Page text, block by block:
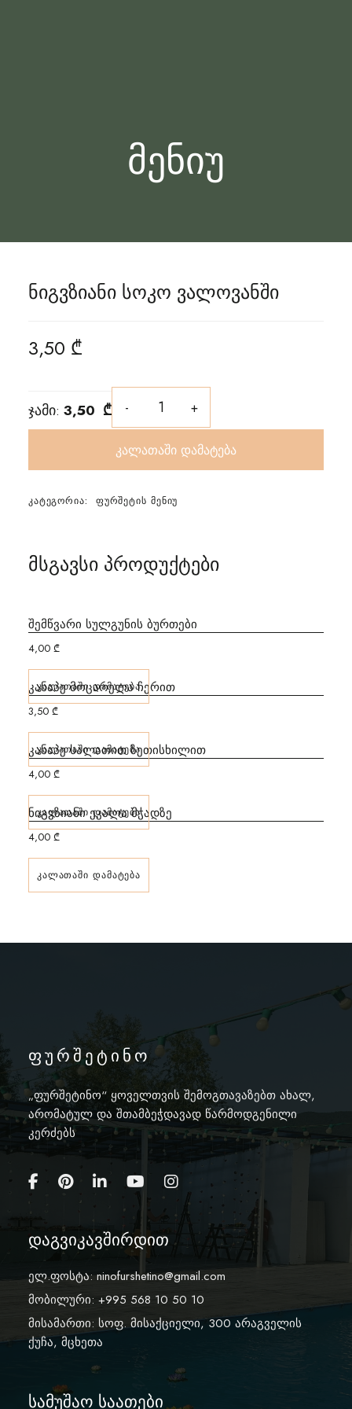
მენიუ
ნიგვზიანი სოკო ვალოვანში
3,50 ₾
ჯამი: 3,50 ₾
კალათაში დამატება
ᲙᲐᲢᲔᲒᲝᲠᲘᲐ: ᲤᲣᲠᲨᲔᲢᲘᲡ ᲛᲔᲜᲘᲣ
მსგავსი პროდუქტები
შემწვარი სულგუნის ბურთები
4,00 ₾
ᲙᲐᲚᲐᲗᲐᲨᲘ ᲓᲐᲛᲐᲢᲔᲑᲐ
კანაპე მოცარელა ჩერით
3,50 ₾
ᲙᲐᲚᲐᲗᲐᲨᲘ ᲓᲐᲛᲐᲢᲔᲑᲐ
კანაპე სალათით ზეთისხილით
4,00 ₾
ᲙᲐᲚᲐᲗᲐᲨᲘ ᲓᲐᲛᲐᲢᲔᲑᲐ
ნიგვზიანი ეკალა მჭადზე
4,00 ₾
ᲙᲐᲚᲐᲗᲐᲨᲘ ᲓᲐᲛᲐᲢᲔᲑᲐ
ფურშეტინო
„ფურშეტინო“ ყოველთვის შემოგთავაზებთ ახალ,
არომატულ და შთამბეჭდავად წარმოდგენილი
კერძებს
დაგვიკავშირდით
ელ.ფოსტა: ninofurshetino@gmail.com
მობილური: +995 568 10 50 10
მისამართი: სოფ. მისაქციელი, 300 არაგველის
ქუჩა, მცხეთა
სამუშაო საათები